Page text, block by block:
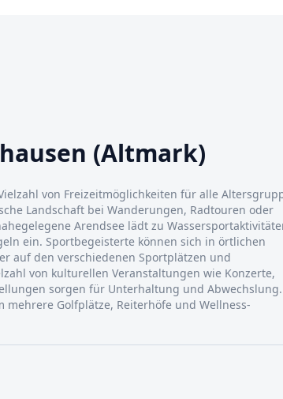
(Altmark)
von Freizeitmöglichkeiten für alle
Landschaft bei Wanderungen, Radtouren oder
Arendsee lädt zu
ein. Sportbegeisterte können sich in örtlichen
auf den verschiedenen Sportplätzen und
von kulturellen Veranstaltungen wie Konzerte,
sorgen für Unterhaltung und
Golfplätze, Reiterhöfe und Wellness-